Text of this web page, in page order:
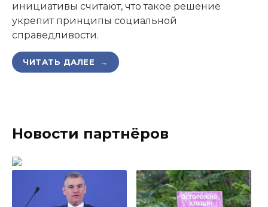
инициативы считают, что такое решение
укрепит принципы социальной
справедливости.
ЧИТАТЬ ДАЛЕЕ →
Новости партнёров